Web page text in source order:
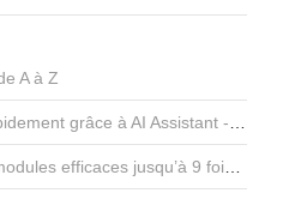
A à Z
Créez des modules ultra rapidement grâce à AI Assistant - Articulate
jusqu’à 9 fois plus rapidement avec l’assistant IA d’Articulate